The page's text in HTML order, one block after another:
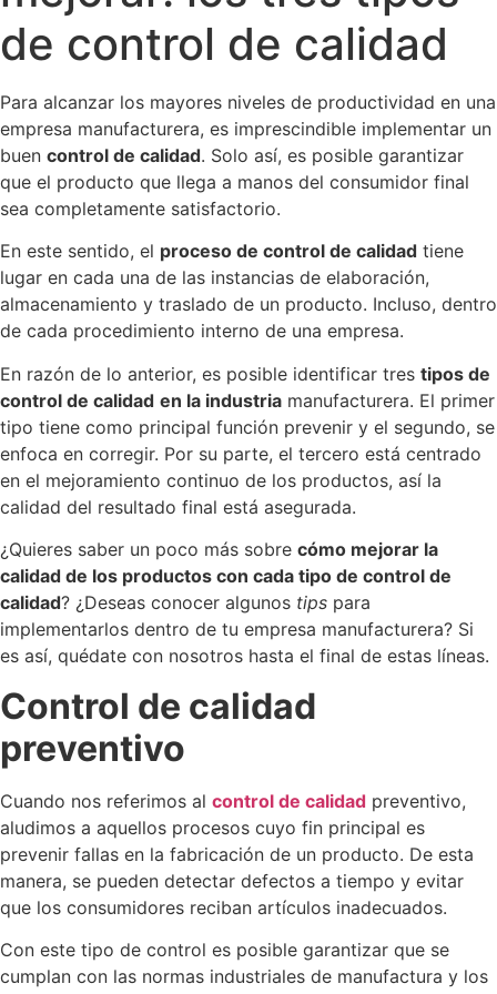
de control de calidad
Para alcanzar los mayores niveles de productividad en una
empresa manufacturera, es imprescindible implementar un
buen control de calidad. Solo así, es posible garantizar
que el producto que llega a manos del consumidor final
sea completamente satisfactorio.
En este sentido, el proceso de control de calidad tiene
lugar en cada una de las instancias de elaboración,
almacenamiento y traslado de un producto. Incluso, dentro
de cada procedimiento interno de una empresa.
En razón de lo anterior, es posible identificar tres tipos de
control de calidad en la industria manufacturera. El primer
tipo tiene como principal función prevenir y el segundo, se
enfoca en corregir. Por su parte, el tercero está centrado
en el mejoramiento continuo de los productos, así la
calidad del resultado final está asegurada.
¿Quieres saber un poco más sobre cómo mejorar la
calidad de los productos con cada tipo de control de
calidad? ¿Deseas conocer algunos tips para
implementarlos dentro de tu empresa manufacturera? Si
es así, quédate con nosotros hasta el final de estas líneas.
Control de calidad
preventivo
Cuando nos referimos al control de calidad preventivo,
aludimos a aquellos procesos cuyo fin principal es
prevenir fallas en la fabricación de un producto. De esta
manera, se pueden detectar defectos a tiempo y evitar
que los consumidores reciban artículos inadecuados.
Con este tipo de control es posible garantizar que se
cumplan con las normas industriales de manufactura y los